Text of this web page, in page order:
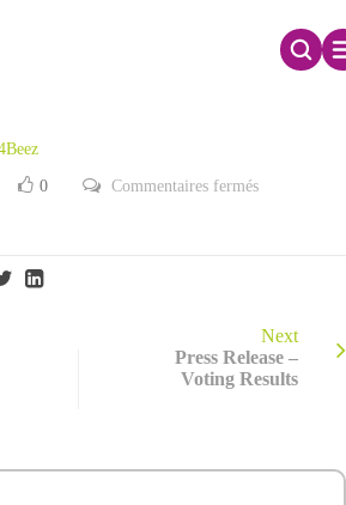
– Résultats des votes
0 Commentaires ferméssur
Next
Press Release –
Voting Results